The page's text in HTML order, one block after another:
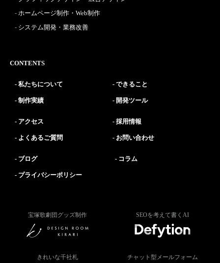
ホームページ制作・Web制作
システム開発・業務改善
CONTENTS
私たちについて できること
制作実績 開発ツール
アクセス 採用情報
よくあるご質問 お問い合わせ
ブログ コラム
プライバシーポリシー
宝塚歌劇団グッズ制作 SEOを考えて書くAI
きれいな千社札 チャット型メールフォーム